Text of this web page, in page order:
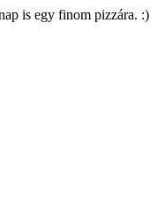
is egy finom pizzára. :)